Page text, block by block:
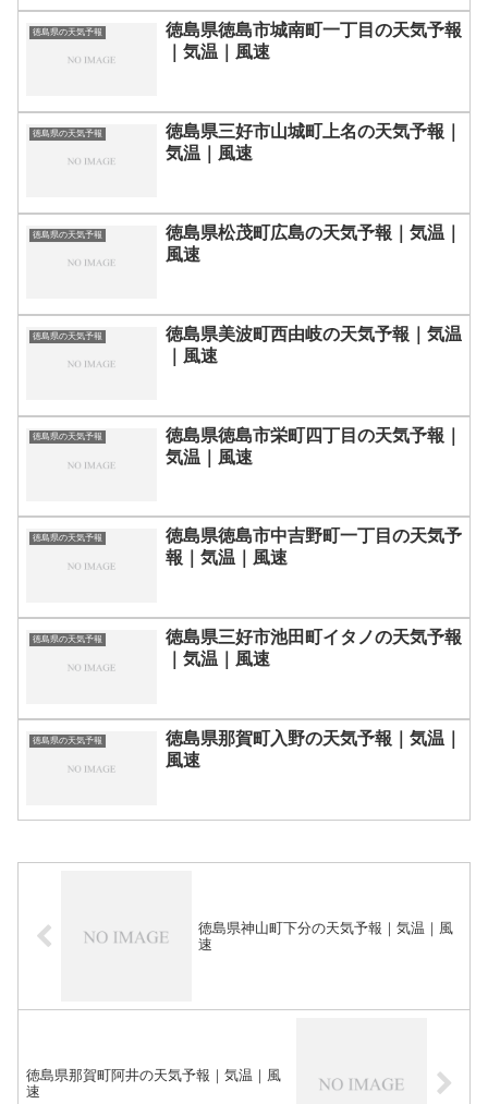
徳島県の天気予報
徳島県徳島市城南町一丁目の天気予報
｜気温｜風速
徳島県の天気予報
徳島県三好市山城町上名の天気予報｜
気温｜風速
徳島県の天気予報
徳島県松茂町広島の天気予報｜気温｜
風速
徳島県の天気予報
徳島県美波町西由岐の天気予報｜気温
｜風速
徳島県の天気予報
徳島県徳島市栄町四丁目の天気予報｜
気温｜風速
徳島県の天気予報
徳島県徳島市中吉野町一丁目の天気予
報｜気温｜風速
徳島県の天気予報
徳島県三好市池田町イタノの天気予報
｜気温｜風速
徳島県の天気予報
徳島県那賀町入野の天気予報｜気温｜
風速
徳島県神山町下分の天気予報｜気温｜風
速
徳島県那賀町阿井の天気予報｜気温｜風
速